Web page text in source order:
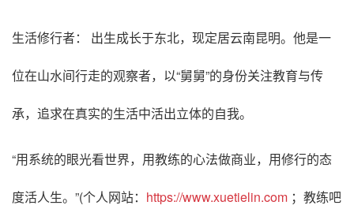
生活修行者： 出生成长于东北，现定居云南昆明。他是一
位在山水间行走的观察者，以“舅舅”的身份关注教育与传
承，追求在真实的生活中活出立体的自我。
“用系统的眼光看世界，用教练的心法做商业，用修行的态
度活人生。”(个人网站： https://www.xuetielin.com ；教练吧